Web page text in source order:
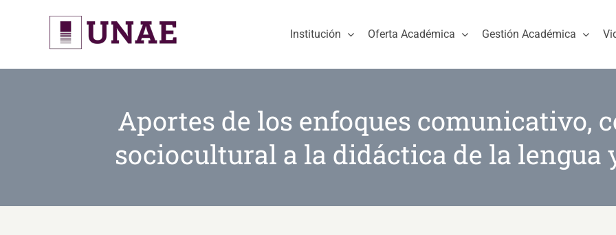
Institución Oferta Académica Gestión Académica
Aportes de los enfoques comunicativo,
sociocultural a la didáctica de la lengua